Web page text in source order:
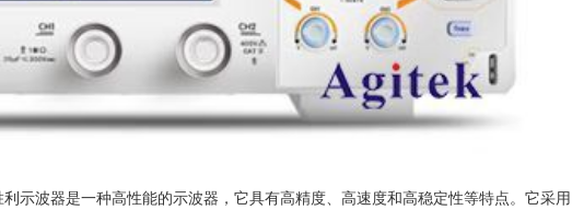
示波器是一种高性能的示波器，它具有高精度、高速度和高稳定性等特点。它采用